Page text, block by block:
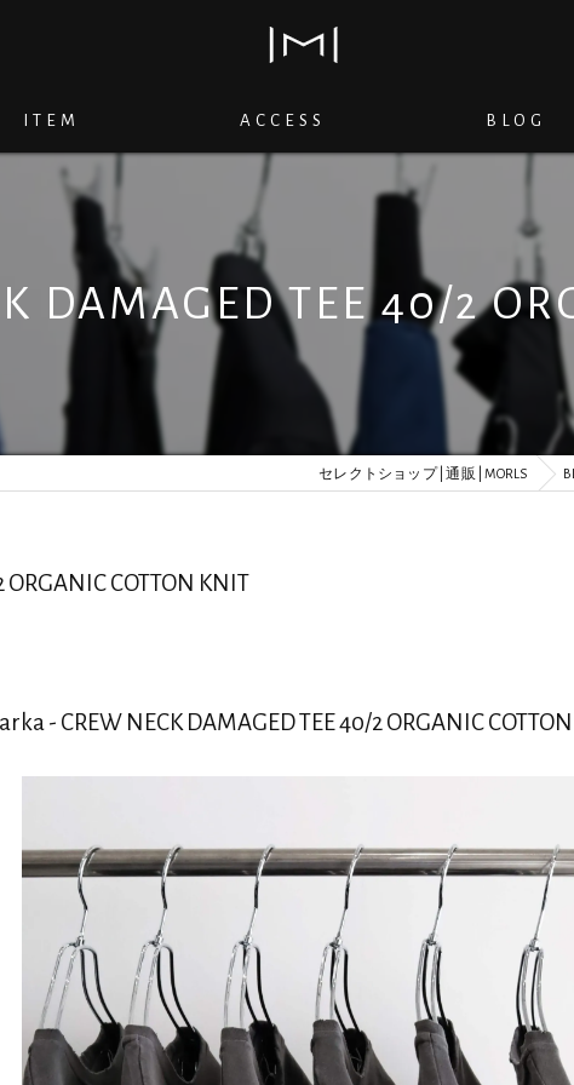
ITEM ACCESS BLOG
DAMAGED TEE 40/2
セレクトショップ | 通販 | MORLS
COTTON KNIT
- CREW NECK DAMAGED TEE 40/2 ORGANIC